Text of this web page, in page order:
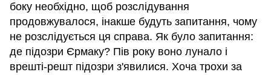
боку необхідно, щоб розслідування
продовжувалося, інакше будуть запитання, чому
не розслідується ця справа. Як було запитання:
де підозри Єрмаку? Пів року воно лунало і
врешті-решт підозри з'явилися. Хоча трохи за